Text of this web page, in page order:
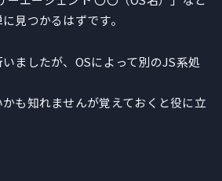
見つかるはずです。
ましたが、OSによって別のJS系処
も知れませんが覚えておくと役に立